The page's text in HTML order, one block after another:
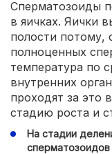
Сперматозоиды
в яичках. Яички
полости потому,
полноценных
температура по
внутренних
проходят за это
стадию роста и
На стадии